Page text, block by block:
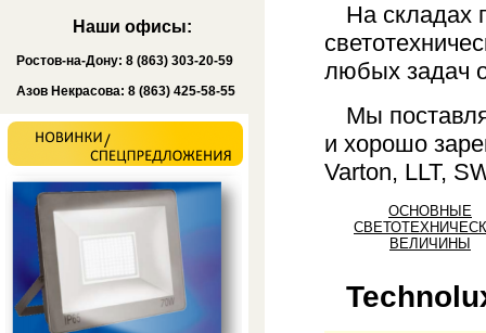
Наши офисы:
Ростов-на-Дону: 8 (863) 303-20-59
Азов Некрасова: 8 (863) 425-58-55
На складах
любых задач
Мы
и хорошо
Varton, LLT,
ОСНОВНЫЕ
ВЕЛИЧИНЫ